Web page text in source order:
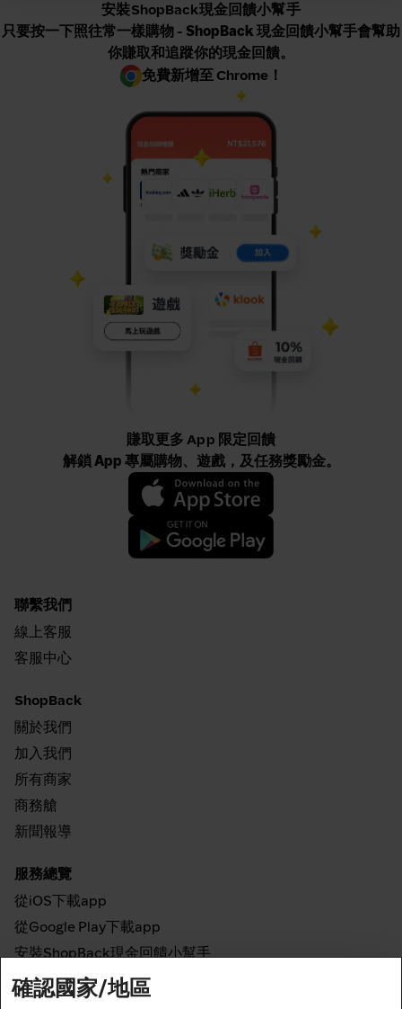
安裝ShopBack現金回饋小幫手
只要按一下照往常一樣購物 - ShopBack 現金回饋小幫手會幫助
你賺取和追蹤你的現金回饋。
免費新增至 Chrome！
賺取更多 App 限定回饋
解鎖 App 專屬購物、遊戲，及任務獎勵金。
聯繫我們
線上客服
客服中心
ShopBack
關於我們
加入我們
所有商家
商務艙
新聞報導
服務總覽
從iOS下載app
從Google Play下載app
安裝ShopBack現金回饋小幫手
如何運作
確認國家/地區